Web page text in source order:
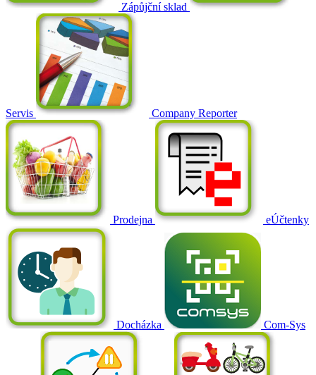
Zápůjční sklad
Servis Company Reporter
Prodejna eÚčtenky
Docházka Com-Sys